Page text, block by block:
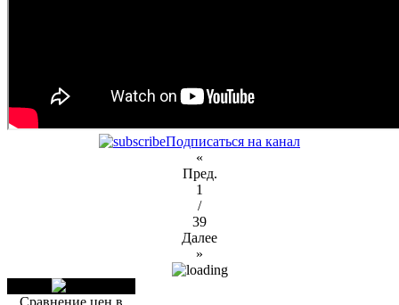
Подписаться на канал
«
Пред.
1
/
39
Далее
»
Сравнение цен в